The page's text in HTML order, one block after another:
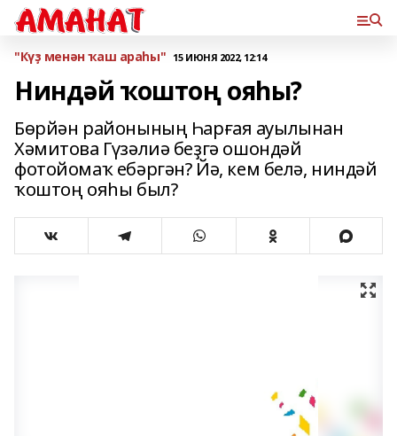
"Күҙ менән ҡаш араһы" 15 ИЮНЯ 2022, 12:14
Ниндәй ҡоштоң ояһы?
Бөрйән районының Һарғая ауылынан
Хәмитова Гүзәлиә беҙгә ошондәй
фотойомаҡ ебәргән? Йә, кем белә, ниндәй
ҡоштоң ояһы был?